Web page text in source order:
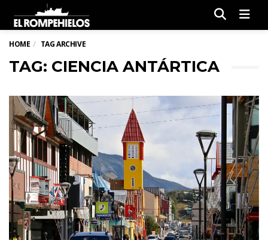
HOME TAG ARCHIVE
TAG: CIENCIA ANTÁRTICA